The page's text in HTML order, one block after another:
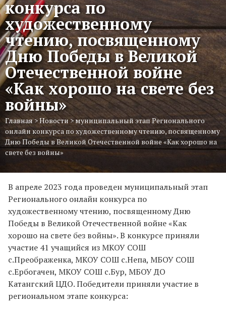
конкурса по
художественному
чтению, посвященному
Дню Победы в Великой
Отечественной войне
«Как хорошо на свете без
войны»
Главная>Новости>муниципальный этап Регионального
онлайн конкурса по художественному чтению, посвященному
Дню Победы в Великой Отечественной войне «Как хорошо на
свете без войны»
В апреле 2023 года проведен муниципальный этап
Регионального онлайн конкурса по
художественному чтению, посвященному Дню
Победы в Великой Отечественной войне «Как
хорошо на свете без войны». В конкурсе приняли
участие 41 учащийся из МКОУ СОШ
с.Преображенка, МКОУ СОШ с.Непа, МБОУ СОШ
с.Ербогачен, МКОУ СОШ с.Бур, МБОУ ДО
Катангский ЦДО. Победители приняли участие в
региональном этапе конкурса: